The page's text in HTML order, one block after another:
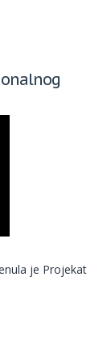
je Projekat